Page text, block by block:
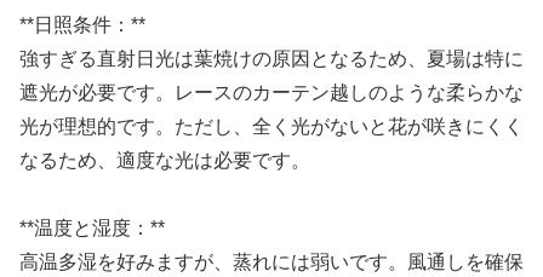
**日照条件：**
強すぎる直射日光は葉焼けの原因となるため、夏場は特に
遮光が必要です。レースのカーテン越しのような柔らかな
光が理想的です。ただし、全く光がないと花が咲きにくく
なるため、適度な光は必要です。
**温度と湿度：**
高温多湿を好みますが、蒸れには弱いです。風通しを確保